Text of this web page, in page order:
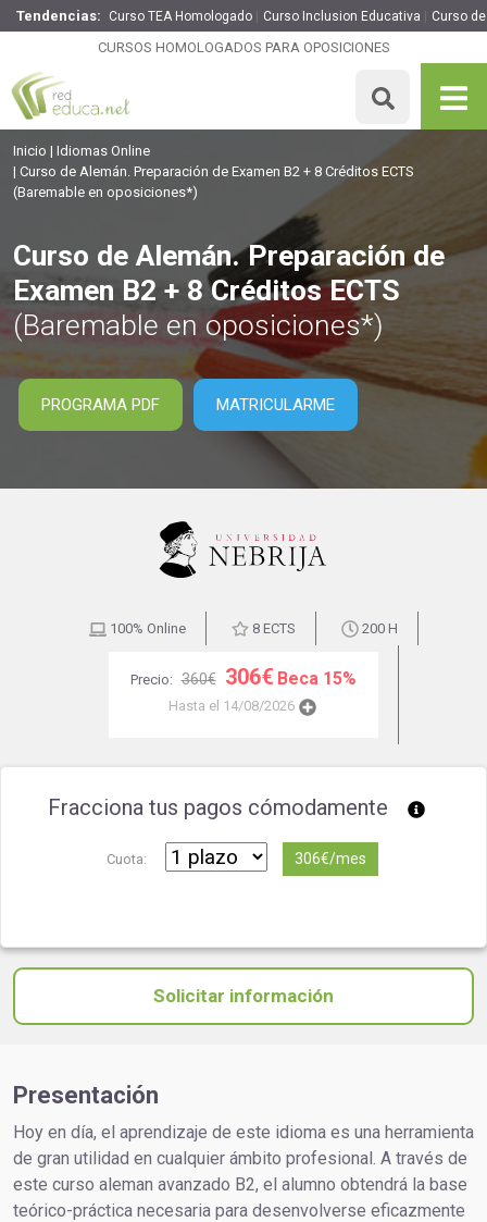
Tendencias: Curso TEA Homologado Curso Inclusion Educativa Curso
CURSOS HOMOLOGADOS PARA OPOSICIONES
Curso de Alemán. Preparación de Examen B2 + 8 Créditos
200 H
Inicio
Idiomas Online
Curso de Alemán. Preparación de Examen B2 + 8 Créditos ECTS
(Baremable en oposiciones*)
Curso de Alemán. Preparación de
Examen B2 + 8 Créditos ECTS
(Baremable en oposiciones*)
PROGRAMA PDF MATRICULARME
100% Online 8 ECTS 200 H
Precio: 360€ 306€ Beca 15%
Hasta el 14/08/2026
Fracciona tus pagos cómodamente
Cuota: 306€/mes
Solicitar información
Presentación
Hoy en día, el aprendizaje de este idioma es una herramienta
de gran utilidad en cualquier ámbito profesional. A través de
este curso aleman avanzado B2, el alumno obtendrá la base
teórico-práctica necesaria para desenvolverse eficazmente